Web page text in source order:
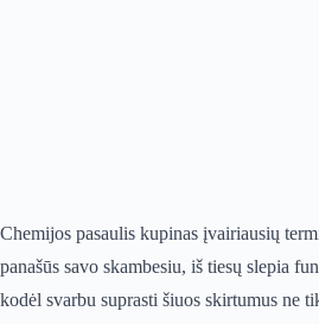
Chemijos pasaulis kupinas įvairiausių
panašūs savo skambesiu, iš tiesų slepia
kodėl svarbu suprasti šiuos skirtumus ne